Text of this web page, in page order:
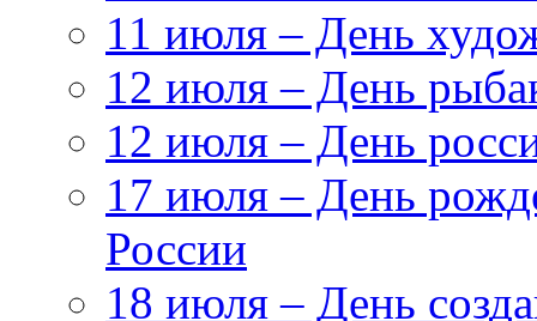
11 июля – День
12 июля – День
12 июля – День
17 июля – День
России
18 июля – День